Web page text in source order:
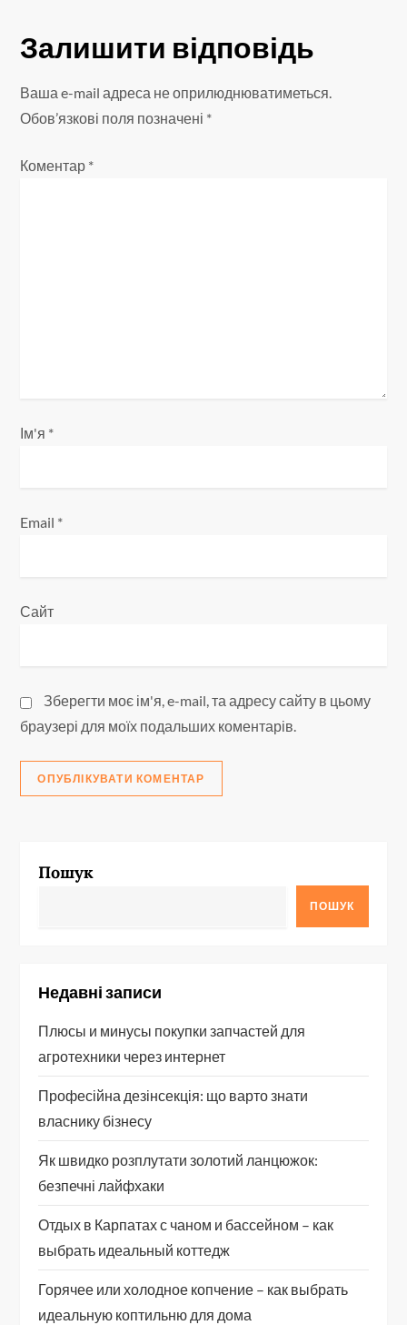
ц
і
з
в
Залишити відповідь
Ваша e-mail адреса не оприлюднюватиметься.
Обов’язкові поля позначені *
Коментар *
Ім'я *
Email *
Сайт
Зберегти моє ім'я, e-mail, та адресу сайту в цьому
браузері для моїх подальших коментарів.
Пошук
ПОШУК
Недавні записи
Плюсы и минусы покупки запчастей для
агротехники через интернет
Професійна дезінсекція: що варто знати
власнику бізнесу
Як швидко розплутати золотий ланцюжок:
безпечні лайфхаки
Отдых в Карпатах с чаном и бассейном – как
выбрать идеальный коттедж
Горячее или холодное копчение – как выбрать
идеальную коптильню для дома